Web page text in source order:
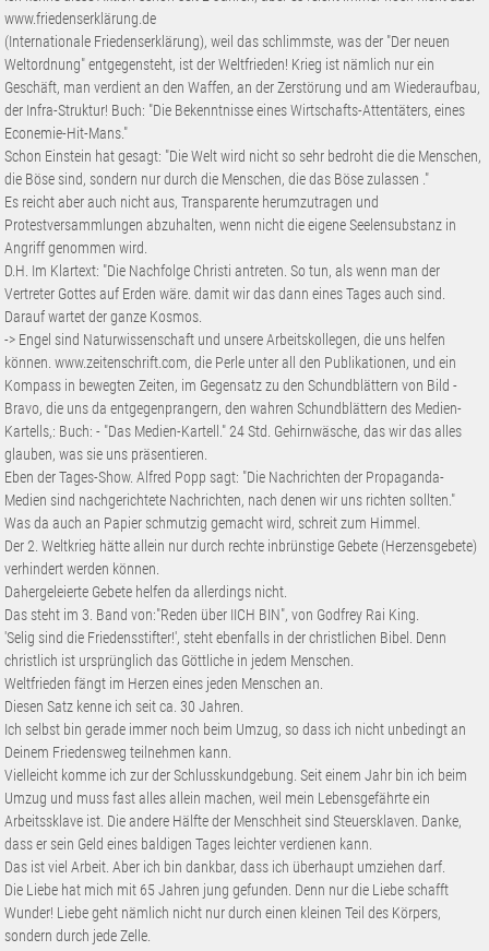
www.friedenserklärung.de
(Internationale Friedenserklärung), weil das schlimmste, was der "Der neuen
Weltordnung" entgegensteht, ist der Weltfrieden! Krieg ist nämlich nur ein
Geschäft, man verdient an den Waffen, an der Zerstörung und am Wiederaufbau,
der Infra-Struktur! Buch: "Die Bekenntnisse eines Wirtschafts-Attentäters, eines
Econemie-Hit-Mans."
Schon Einstein hat gesagt: "Die Welt wird nicht so sehr bedroht die die Menschen,
die Böse sind, sondern nur durch die Menschen, die das Böse zulassen ."
Es reicht aber auch nicht aus, Transparente herumzutragen und
Protestversammlungen abzuhalten, wenn nicht die eigene Seelensubstanz in
Angriff genommen wird.
D.H. Im Klartext: "Die Nachfolge Christi antreten. So tun, als wenn man der
Vertreter Gottes auf Erden wäre. damit wir das dann eines Tages auch sind.
Darauf wartet der ganze Kosmos.
-> Engel sind Naturwissenschaft und unsere Arbeitskollegen, die uns helfen
können. www.zeitenschrift.com, die Perle unter all den Publikationen, und ein
Kompass in bewegten Zeiten, im Gegensatz zu den Schundblättern von Bild -
Bravo, die uns da entgegenprangern, den wahren Schundblättern des Medien-
Kartells,: Buch: - "Das Medien-Kartell." 24 Std. Gehirnwäsche, das wir das alles
glauben, was sie uns präsentieren.
Eben der Tages-Show. Alfred Popp sagt: "Die Nachrichten der Propaganda-
Medien sind nachgerichtete Nachrichten, nach denen wir uns richten sollten."
Was da auch an Papier schmutzig gemacht wird, schreit zum Himmel.
Der 2. Weltkrieg hätte allein nur durch rechte inbrünstige Gebete (Herzensgebete)
verhindert werden können.
Dahergeleierte Gebete helfen da allerdings nicht.
Das steht im 3. Band von:"Reden über IICH BIN", von Godfrey Rai King.
'Selig sind die Friedensstifter!', steht ebenfalls in der christlichen Bibel. Denn
christlich ist ursprünglich das Göttliche in jedem Menschen.
Weltfrieden fängt im Herzen eines jeden Menschen an.
Diesen Satz kenne ich seit ca. 30 Jahren.
Ich selbst bin gerade immer noch beim Umzug, so dass ich nicht unbedingt an
Deinem Friedensweg teilnehmen kann.
Vielleicht komme ich zur der Schlusskundgebung. Seit einem Jahr bin ich beim
Umzug und muss fast alles allein machen, weil mein Lebensgefährte ein
Arbeitssklave ist. Die andere Hälfte der Menschheit sind Steuersklaven. Danke,
dass er sein Geld eines baldigen Tages leichter verdienen kann.
Das ist viel Arbeit. Aber ich bin dankbar, dass ich überhaupt umziehen darf.
Die Liebe hat mich mit 65 Jahren jung gefunden. Denn nur die Liebe schafft
Wunder! Liebe geht nämlich nicht nur durch einen kleinen Teil des Körpers,
sondern durch jede Zelle.